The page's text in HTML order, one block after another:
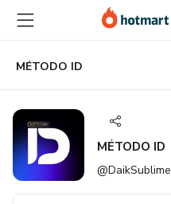
principal
página
de
página
MÉTODO ID
MÉTODO ID
@DaikSublime